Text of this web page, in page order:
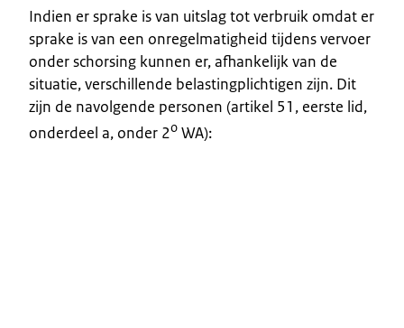
Indien er sprake is van uitslag tot verbruik omdat er
sprake is van een onregelmatigheid tijdens vervoer
onder schorsing kunnen er, afhankelijk van de
situatie, verschillende belastingplichtigen zijn. Dit
zijn de navolgende personen (artikel 51, eerste lid,
onderdeel a, onder 2o WA):